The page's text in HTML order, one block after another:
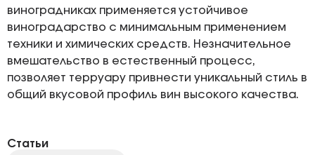
виноградниках применяется устойчивое
виноградарство с минимальным применением
техники и химических средств. Незначительное
вмешательство в естественный процесс,
позволяет терруару привнести уникальный стиль в
общий вкусовой профиль вин высокого качества.
Статьи